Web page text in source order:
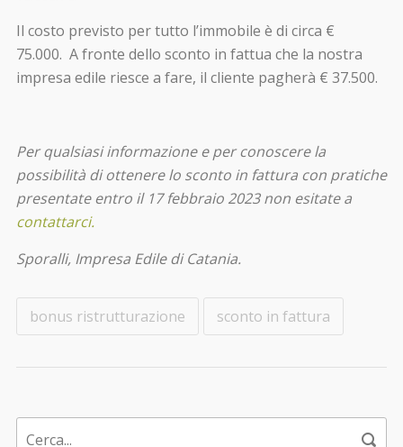
Il costo previsto per tutto l’immobile è di circa €
75.000. A fronte dello sconto in fattua che la nostra
impresa edile riesce a fare, il cliente pagherà € 37.500.
Per qualsiasi informazione e per conoscere la
possibilità di ottenere lo sconto in fattura con pratiche
presentate entro il 17 febbraio 2023 non esitate a
contattarci.
Sporalli, Impresa Edile di Catania.
bonus ristrutturazione sconto in fattura